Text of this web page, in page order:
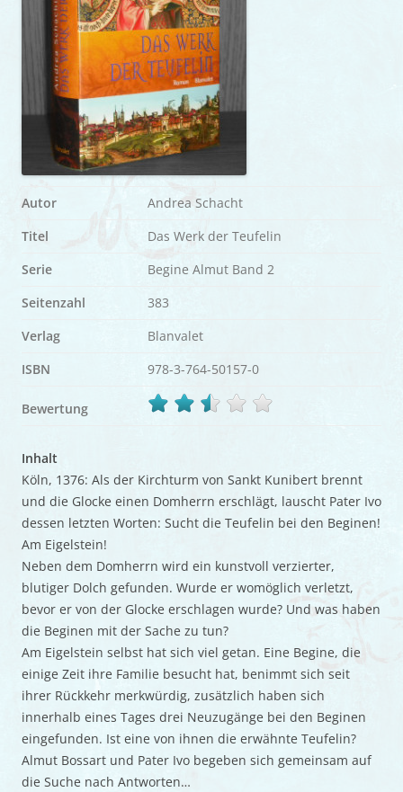
Autor
Andrea Schacht
Titel
Das Werk der Teufelin
Serie
Begine Almut Band 2
Seitenzahl
383
Verlag
Blanvalet
ISBN
978-3-764-50157-0
Bewertung
Inhalt
Köln, 1376: Als der Kirchturm von Sankt Kunibert brennt
und die Glocke einen Domherrn erschlägt, lauscht Pater Ivo
dessen letzten Worten: Sucht die Teufelin bei den Beginen!
Am Eigelstein!
Neben dem Domherrn wird ein kunstvoll verzierter,
blutiger Dolch gefunden. Wurde er womöglich verletzt,
bevor er von der Glocke erschlagen wurde? Und was haben
die Beginen mit der Sache zu tun?
Am Eigelstein selbst hat sich viel getan. Eine Begine, die
einige Zeit ihre Familie besucht hat, benimmt sich seit
ihrer Rückkehr merkwürdig, zusätzlich haben sich
innerhalb eines Tages drei Neuzugänge bei den Beginen
eingefunden. Ist eine von ihnen die erwähnte Teufelin?
Almut Bossart und Pater Ivo begeben sich gemeinsam auf
die Suche nach Antworten…